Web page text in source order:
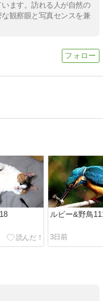
ます。訪れる人が自然の
観察眼と写真センスを兼
ルビー&野鳥
3日前